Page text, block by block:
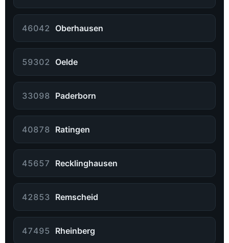
46042 Oberhausen
59302 Oelde
33098 Paderborn
40878 Ratingen
45657 Recklinghausen
42853 Remscheid
47495 Rheinberg